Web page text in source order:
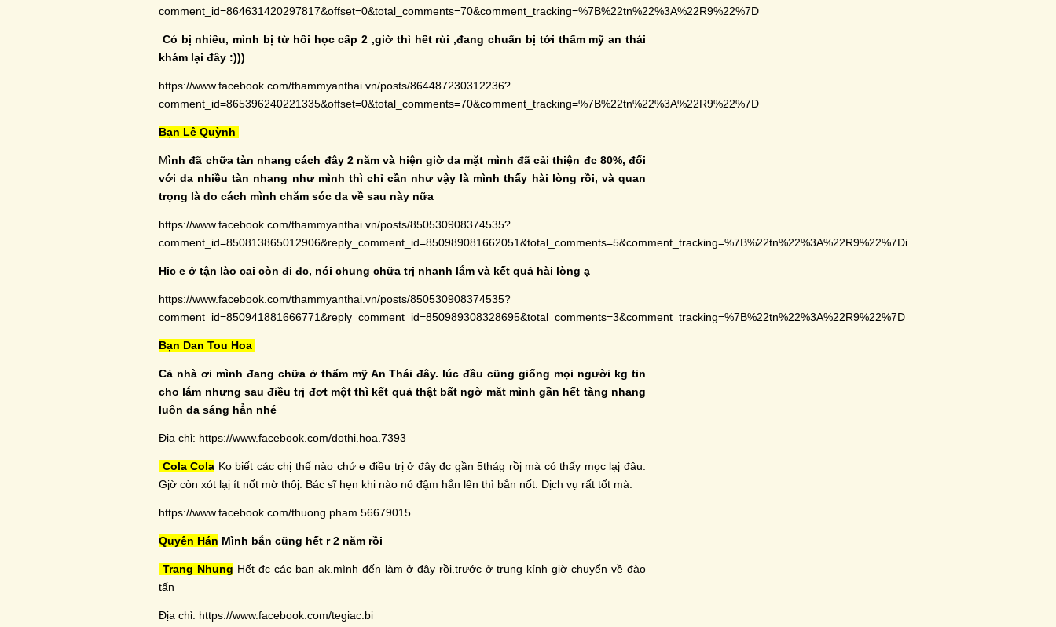
comment_id=864631420297817&offset=0&total_comments=70&comment_tracking=%7B%22tn%22%3A%22R9%22%7D
Có bị nhiều, mình bị từ hồi học cấp 2 ,giờ thì hết rùi ,đang chuẩn bị tới thẩm mỹ an thái
khám lại đây :)))
https://www.facebook.com/thammyanthai.vn/posts/864487230312236?
comment_id=865396240221335&offset=0&total_comments=70&comment_tracking=%7B%22tn%22%3A%22R9%22%7D
Bạn Lê Quỳnh
Mình đã chữa tàn nhang cách đây 2 năm và hiện giờ da mặt mình đã cải thiện đc 80%, đối
với da nhiều tàn nhang như mình thì chỉ cần như vậy là mình thấy hài lòng rồi, và quan
trọng là do cách mình chăm sóc da về sau này nữa
https://www.facebook.com/thammyanthai.vn/posts/850530908374535?
comment_id=850813865012906&reply_comment_id=850989081662051&total_comments=5&comment_tracking=%7B%22tn%22%3A%22R9%22%7Di
Hic e ở tận lào cai còn đi đc, nói chung chữa trị nhanh lắm và kết quả hài lòng ạ
https://www.facebook.com/thammyanthai.vn/posts/850530908374535?
comment_id=850941881666771&reply_comment_id=850989308328695&total_comments=3&comment_tracking=%7B%22tn%22%3A%22R9%22%7D
Bạn Dan Tou Hoa
Cả nhà ơi mình đang chữa ở thẩm mỹ An Thái đây. lúc đầu cũng giống mọi người kg tin
cho lắm nhưng sau điều trị đơt một thì kết quả thật bất ngờ măt mình gần hết tàng nhang
luôn da sáng hẳn nhé
Địa chỉ: https://www.facebook.com/dothi.hoa.7393
Cola Cola Ko biết các chị thế nào chứ e điều trị ở đây đc gần 5thág rồj mà có thấy mọc lạj đâu.
Gjờ còn xót lạj ít nốt mờ thôj. Bác sĩ hẹn khi nào nó đậm hẳn lên thì bắn nốt. Dịch vụ rất tốt mà.
https://www.facebook.com/thuong.pham.56679015
Quyên Hán Mình bắn cũng hết r 2 năm rồi
Trang Nhung Hết đc các bạn ak.mình đến làm ở đây rồi.trước ở trung kính giờ chuyển về đào
tấn
Địa chỉ: https://www.facebook.com/tegiac.bi